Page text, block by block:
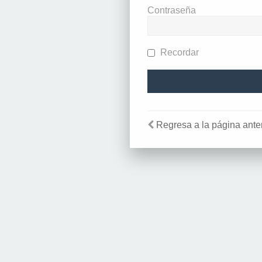
Contraseña
Recordar
Regresa a la página